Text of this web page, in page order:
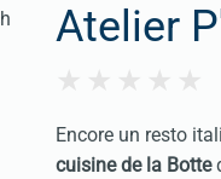
Atelier
Encore un resto
cuisine de la Botte